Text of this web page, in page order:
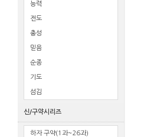
능력
전도
충성
믿음
순종
기도
섬김
신/구약시리즈
하자 구약(1과~26과)